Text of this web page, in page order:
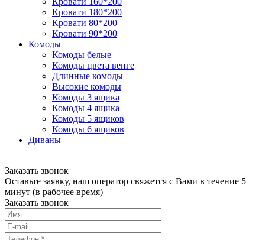
Кровати 180*200
Кровати 80*200
Кровати 90*200
Комоды
Комоды белые
Комоды цвета венге
Длинные комоды
Высокие комоды
Комоды 3 ящика
Комоды 4 ящика
Комоды 5 ящиков
Комоды 6 ящиков
Диваны
Заказать звонок
Оставьте заявку, наш оператор свяжется с Вами в течение 5
минут (в рабочее время)
Заказать звонок